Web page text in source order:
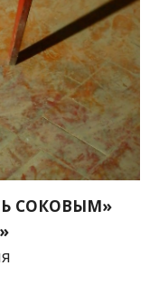
СОКОВЫМ»